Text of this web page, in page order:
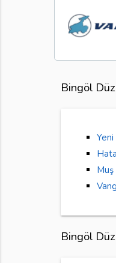
Bingöl
Muş
Bingöl